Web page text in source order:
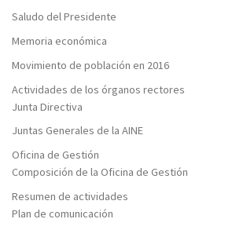
Saludo del Presidente
Memoria económica
Movimiento de población en 2016
Actividades de los órganos rectores
Junta Directiva
Juntas Generales de la AINE
Oficina de Gestión
Composición de la Oficina de Gestión
Resumen de actividades
Plan de comunicación